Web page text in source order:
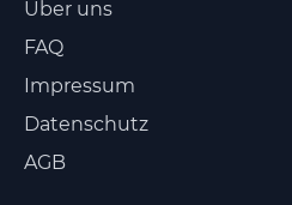
Über uns
FAQ
Impressum
Datenschutz
AGB